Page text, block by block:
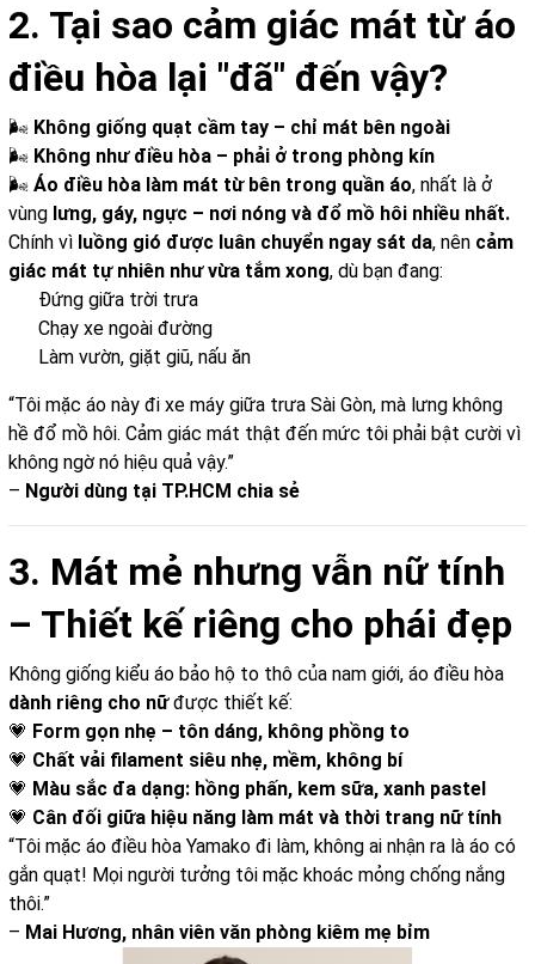
2. Tại sao cảm giác mát từ áo
điều hòa lại "đã" đến vậy?
🌬 Không giống quạt cầm tay – chỉ mát bên ngoài
🌬 Không như điều hòa – phải ở trong phòng kín
🌬 Áo điều hòa làm mát từ bên trong quần áo, nhất là ở
vùng lưng, gáy, ngực – nơi nóng và đổ mồ hôi nhiều nhất.
Chính vì luồng gió được luân chuyển ngay sát da, nên cảm
giác mát tự nhiên như vừa tắm xong, dù bạn đang:
Đứng giữa trời trưa
Chạy xe ngoài đường
Làm vườn, giặt giũ, nấu ăn
“Tôi mặc áo này đi xe máy giữa trưa Sài Gòn, mà lưng không
hề đổ mồ hôi. Cảm giác mát thật đến mức tôi phải bật cười vì
không ngờ nó hiệu quả vậy.”
– Người dùng tại TP.HCM chia sẻ
3. Mát mẻ nhưng vẫn nữ tính
– Thiết kế riêng cho phái đẹp
Không giống kiểu áo bảo hộ to thô của nam giới, áo điều hòa
dành riêng cho nữđược thiết kế:
💗 Form gọn nhẹ – tôn dáng, không phồng to
💗 Chất vải filament siêu nhẹ, mềm, không bí
💗 Màu sắc đa dạng: hồng phấn, kem sữa, xanh pastel
💗 Cân đối giữa hiệu năng làm mát và thời trang nữ tính
“Tôi mặc áo điều hòa Yamako đi làm, không ai nhận ra là áo có
gắn quạt! Mọi người tưởng tôi mặc khoác mỏng chống nắng
thôi.”
– Mai Hương, nhân viên văn phòng kiêm mẹ bỉm